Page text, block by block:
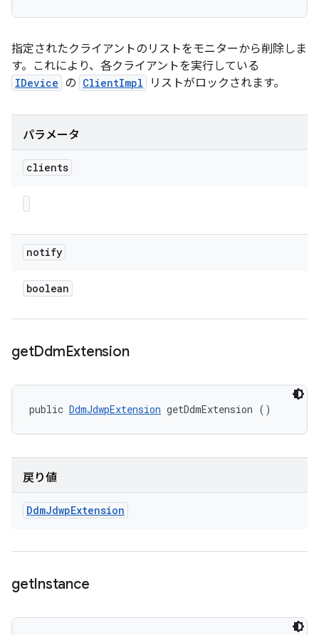
指定されたクライアントのリストをモニターから削除しま
す。これにより、各クライアントを実行している
IDevice の ClientImpl リストがロックされます。
パラメータ
clients
notify
boolean
getDdmExtension
public DdmJdwpExtension getDdmExtension ()
戻り値
DdmJdwpExtension
getInstance